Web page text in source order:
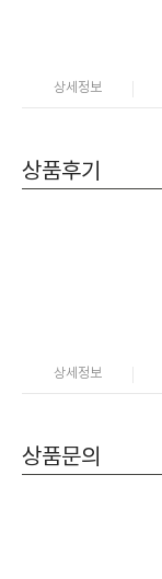
상세정보
상품후기
상세정보
상품문의